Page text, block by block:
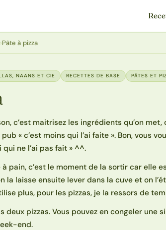
›Pâte à pizza
NAANS ET CIE RECETTES DE BASE PÂTES ET
c’est maitrisez les ingrédients qu’on
« c’est moins qui l’ai faite ». Bon, vous
ne l’ai pas fait » ^^.
à pain, c’est le moment de la sortir car elle
la laisse ensuite lever dans la cuve et on
plus, pour les pizzas, je la ressors de
pizzas. Vous pouvez en congeler une
end.